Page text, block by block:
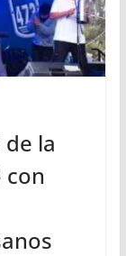
la
con